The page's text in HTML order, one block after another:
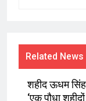
Related News
शहीद ऊधम सिंह
‘एक पौधा